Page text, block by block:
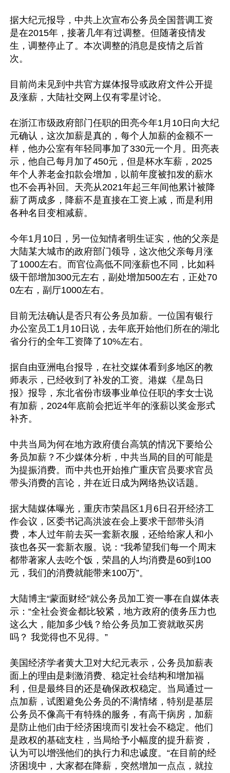
据大纪元报导，中共上次宣布公务员全国普调工资
是在2015年，接著几年有过调整。但随著疫情发
生，调整停止了。本次调整的消息是疫情之后首
次。
目前尚未见到中共官方媒体报导或政府文件公开提
及涨薪，大陆社交网上仅有零星讨论。
在浙江市级政府部门任职的田亮今年1月10日向大纪
元确认，这次加薪是真的，每个人加薪的金额不一
样，他办公室有年轻同事加了330元一个月。田亮表
示，他自己每月加了450元，但是杯水车薪，2025
年个人养老金扣款会增加，以前年度被扣发的薪水
也不会再补回。天亮从2021年起三年间他累计被降
薪了两成多，降薪不是直接在工资上减，而是利用
各种名目变相减薪。
今年1月10日，另一位知情者明生证实，他的父亲是
大陆某大城市的政府部门领导，这次他父亲每月涨
了1000左右。而官位高低不同涨薪也不同，比如科
级干部增加300元左右，副处增加500左右，正处70
0左右，副厅1000左右。
目前无法确认是否只有公务员加薪。一位国有银行
办公室员工1月10日说，去年底开始他们所在的湖北
省分行的全年工资降了10%左右。
据自由亚洲电台报导，在社交媒体看到多地区的教
师表示，已经收到了补发的工资。港媒《星岛日
报》报导，东北省份市级事业单位任职的李女士说
有加薪，2024年底前会把近半年的涨薪以奖金形式
补齐。
中共当局为何在地方政府债台高筑的情况下要给公
务员加薪？不少媒体分析，中共当局的目的可能是
为提振消费。而中共也开始推广重庆官员要求官员
带头消费的言论，并在近日成为网络热议话题。
据大陆媒体曝光，重庆市荣昌区1月6日召开经济工
作会议，区委书记高洪波在会上要求干部带头消
费，本人过年前去买一套新衣服，还给给家人和小
孩也各买一套新衣服。说：“我希望我们每一个周末
都带著家人去吃个饭，荣昌的人均消费是60到100
元，我们的消费就能带来100万”。
大陆博主“蒙面财经”就公务员加工资一事在自媒体表
示：“全社会资金都比较紧，地方政府的债务压力也
这么大，能加多少钱？给公务员加工资就敢买房
吗？ 我觉得也不见得。”
美国经济学者黄大卫对大纪元表示，公务员加薪表
面上的理由是刺激消费、稳定社会结构和增加福
利，但是最终目的还是确保政权稳定。当局通过一
点加薪，试图避免公务员的不满情绪，特别是基层
公务员不像高干有特殊的服务，有高干病房，加薪
是防止他们由于经济困境而引发社会不稳定。他们
是政权的基础支柱，当局给予小幅度的提升薪资，
认为可以增强他们的执行力和忠诚度。“在目前的经
济困境中，大家都在降薪，突然增加一点点，就拉